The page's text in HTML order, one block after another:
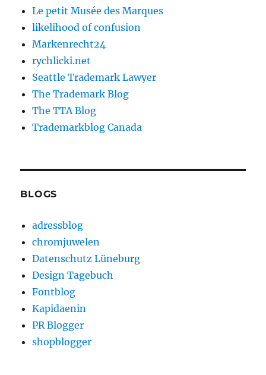
Le petit Musée des Marques
likelihood of confusion
Markenrecht24
rychlicki.net
Seattle Trademark Lawyer
The Trademark Blog
The TTA Blog
Trademarkblog Canada
BLOGS
adressblog
chromjuwelen
Datenschutz Lüneburg
Design Tagebuch
Fontblog
Kapidaenin
PR Blogger
shopblogger